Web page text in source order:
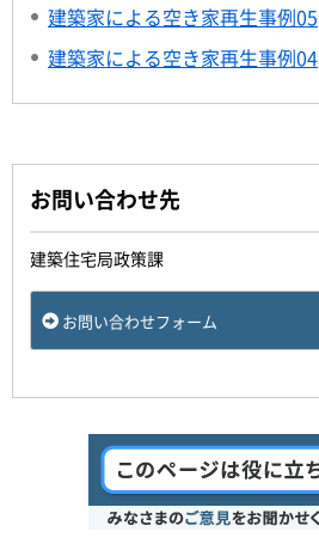
建築家による空き家再生事例05
建築家による空き家再生事例04
お問い合わせ先
建築住宅局政策課
お問い合わせフォーム